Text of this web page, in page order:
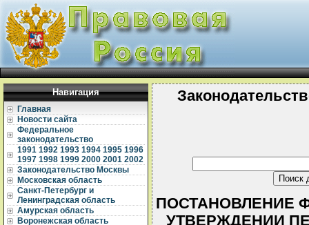
Навигация
Главная
Новости сайта
Федеральное
законодательство
1991 1992 1993 1994 1995 1996
1997 1998 1999 2000 2001 2002
Законодательство Москвы
Московская область
Санкт-Петербург и
Ленинградская область
Амурская область
Воронежская область
ПОСТАНОВЛЕНИЕ
УТВЕРЖДЕНИИ